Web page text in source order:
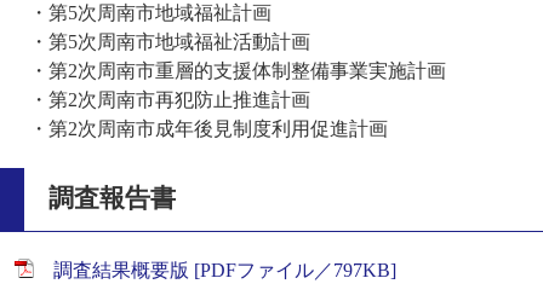
・第5次周南市地域福祉計画
・第5次周南市地域福祉活動計画
・第2次周南市重層的支援体制整備事業実施計画
・第2次周南市再犯防止推進計画
・第2次周南市成年後見制度利用促進計画
調査報告書
調査結果概要版 [PDFファイル／797KB]